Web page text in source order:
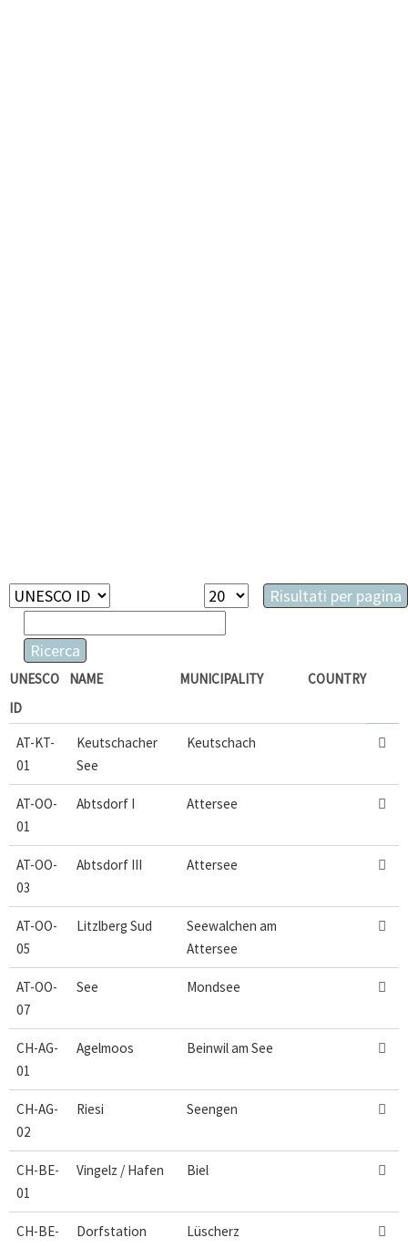
Campi
chiave
Ricerca
Risultati
Risultati per pagina
UNESCO
ID
NAME MUNICIPALITY COUNTRY
AT-KT-
01
Keutschacher
See
Keutschach 
AT-OO-
01
Abtsdorf I Attersee 
AT-OO-
03
Abtsdorf III Attersee 
AT-OO-
05
Litzlberg Sud
Seewalchen am
Attersee

AT-OO-
07
See Mondsee 
CH-AG-
01
Agelmoos Beinwil am See 
CH-AG-
02
Riesi Seengen 
CH-BE-
01
Vingelz / Hafen Biel 
CH-BE-
Dorfstation Lüscherz 